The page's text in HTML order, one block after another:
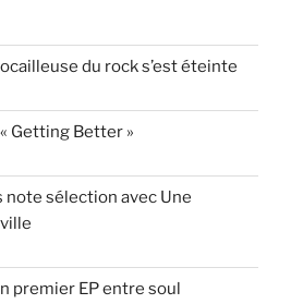
du rock s’est éteinte
Getting Better »
note sélection avec Une
premier EP entre soul